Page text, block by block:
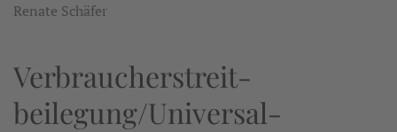
Renate Schäfer
Verbraucher­streit­
beilegung/Universal­